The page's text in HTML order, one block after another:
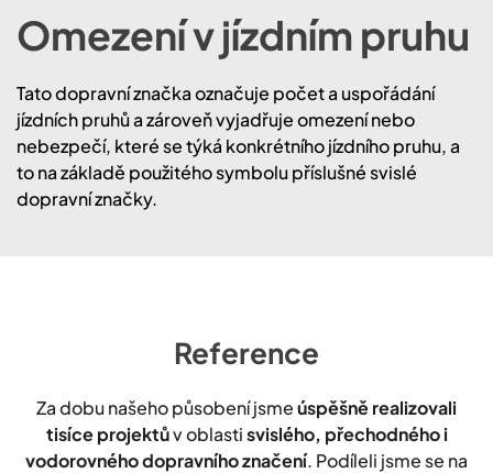
Omezení v jízdním pruhu
Tato dopravní značka označuje počet a uspořádání
jízdních pruhů a zároveň vyjadřuje omezení nebo
nebezpečí, které se týká konkrétního jízdního pruhu, a
to na základě použitého symbolu příslušné svislé
dopravní značky.
Reference
Za dobu našeho působení jsmeúspěšně realizovali
tisíce projektův oblastisvislého, přechodného i
vodorovného dopravního značení. Podíleli jsme se na